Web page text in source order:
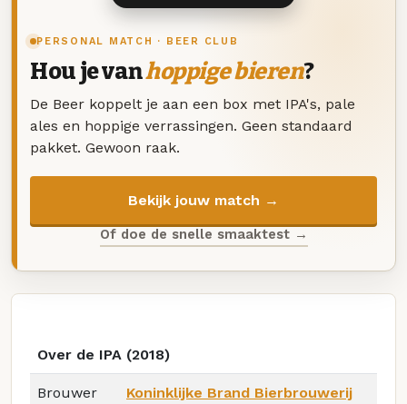
PERSONAL MATCH · BEER CLUB
Hou je vanhoppige bieren?
De Beer koppelt je aan een box met IPA's, pale
ales en hoppige verrassingen. Geen standaard
pakket. Gewoon raak.
Bekijk jouw match →
Of doe de snelle smaaktest →
Over de IPA (2018)
Brouwer Koninklijke Brand Bierbrouwerij